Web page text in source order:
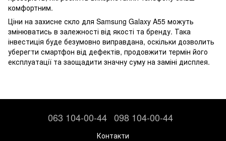
комфортним.
Ціни на захисне скло для Samsung Galaxy A55 можуть
змінюватись в залежності від якості та бренду. Така
інвестиція буде безумовно виправдана, оскільки дозволить
уберегти смартфон від дефектів, продовжити термін його
експлуатації та заощадити значну суму на заміні дисплея.
063 104-00-44 098 104-00-44
Контакти